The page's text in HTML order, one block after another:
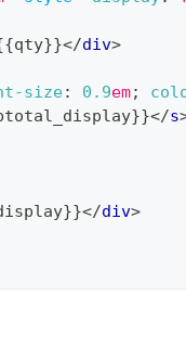
</div>
size: 0.9em;
</s
</div>